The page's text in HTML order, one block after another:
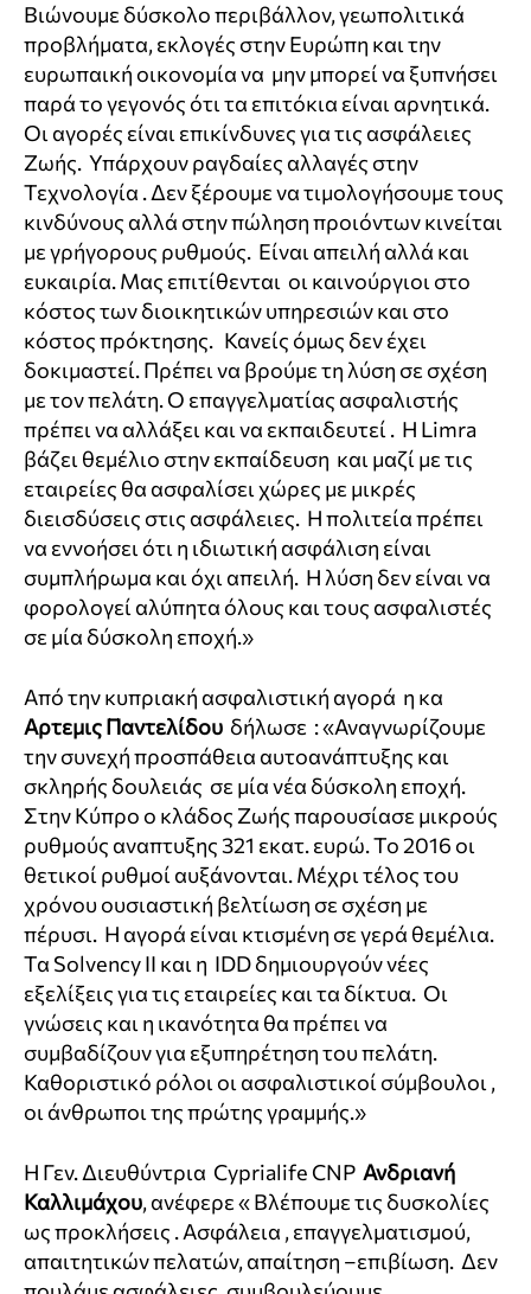
Βιώνουμε δύσκολο περιβάλλον, γεωπολιτικά
προβλήματα, εκλογές στην Ευρώπη και την
ευρωπαική οικονομία να μην μπορεί να ξυπνήσει
παρά το γεγονός ότι τα επιτόκια είναι αρνητικά.
Οι αγορές είναι επικίνδυνες για τις ασφάλειες
Ζωής. Υπάρχουν ραγδαίες αλλαγές στην
Τεχνολογία . Δεν ξέρουμε να τιμολογήσουμε τους
κινδύνους αλλά στην πώληση προιόντων κινείται
με γρήγορους ρυθμούς. Είναι απειλή αλλά και
ευκαιρία. Μας επιτίθενται οι καινούργιοι στο
κόστος των διοικητικών υπηρεσιών και στο
κόστος πρόκτησης. Κανείς όμως δεν έχει
δοκιμαστεί. Πρέπει να βρούμε τη λύση σε σχέση
με τον πελάτη. Ο επαγγελματίας ασφαλιστής
πρέπει να αλλάξει και να εκπαιδευτεί . Η Limra
βάζει θεμέλιο στην εκπαίδευση και μαζί με τις
εταιρείες θα ασφαλίσει χώρες με μικρές
διεισδύσεις στις ασφάλειες. Η πολιτεία πρέπει
να εννοήσει ότι η ιδιωτική ασφάλιση είναι
συμπλήρωμα και όχι απειλή. Η λύση δεν είναι να
φορολογεί αλύπητα όλους και τους ασφαλιστές
σε μία δύσκολη εποχή.»
Από την κυπριακή ασφαλιστική αγορά η κα
Αρτεμις Παντελίδου δήλωσε : «Αναγνωρίζουμε
την συνεχή προσπάθεια αυτοανάπτυξης και
σκληρής δουλειάς σε μία νέα δύσκολη εποχή.
Στην Κύπρο ο κλάδος Ζωής παρουσίασε μικρούς
ρυθμούς αναπτυξης 321 εκατ. ευρώ. Το 2016 οι
θετικοί ρυθμοί αυξάνονται. Μέχρι τέλος του
χρόνου ουσιαστική βελτίωση σε σχέση με
πέρυσι. Η αγορά είναι κτισμένη σε γερά θεμέλια.
Τα Solvency II και η IDD δημιουργούν νέες
εξελίξεις για τις εταιρείες και τα δίκτυα. Οι
γνώσεις και η ικανότητα θα πρέπει να
συμβαδίζουν για εξυπηρέτηση του πελάτη.
Καθοριστικό ρόλοι οι ασφαλιστικοί σύμβουλοι ,
οι άνθρωποι της πρώτης γραμμής.»
Η Γεν. Διευθύντρια Cyprialife CNP Ανδριανή
Καλλιμάχου, ανέφερε « Βλέπουμε τις δυσκολίες
ως προκλήσεις . Ασφάλεια , επαγγελματισμού,
απαιτητικών πελατών, απαίτηση –επιβίωση. Δεν